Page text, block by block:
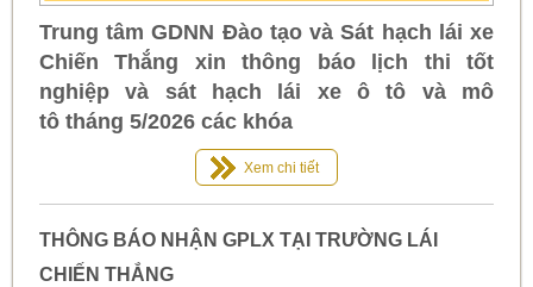
Trung tâm GDNN Đào tạo và Sát hạch lái xe
Chiến Thắng xin thông báo lịch thi tốt
nghiệp và sát hạch lái xe ô tô và mô
tô tháng 5/2026 các khóa
Xem chi tiết
THÔNG BÁO NHẬN GPLX TẠI TRƯỜNG LÁI
CHIẾN THẮNG